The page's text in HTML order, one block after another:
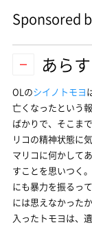
Sponsored
あら
OLのシイノトモヨ
亡くなったという
ばかりで、そこま
リコの精神状態に
マリコに何かして
すことを思いつく。
にも暴力を振るっ
には思えなかった
入ったトモヨは、